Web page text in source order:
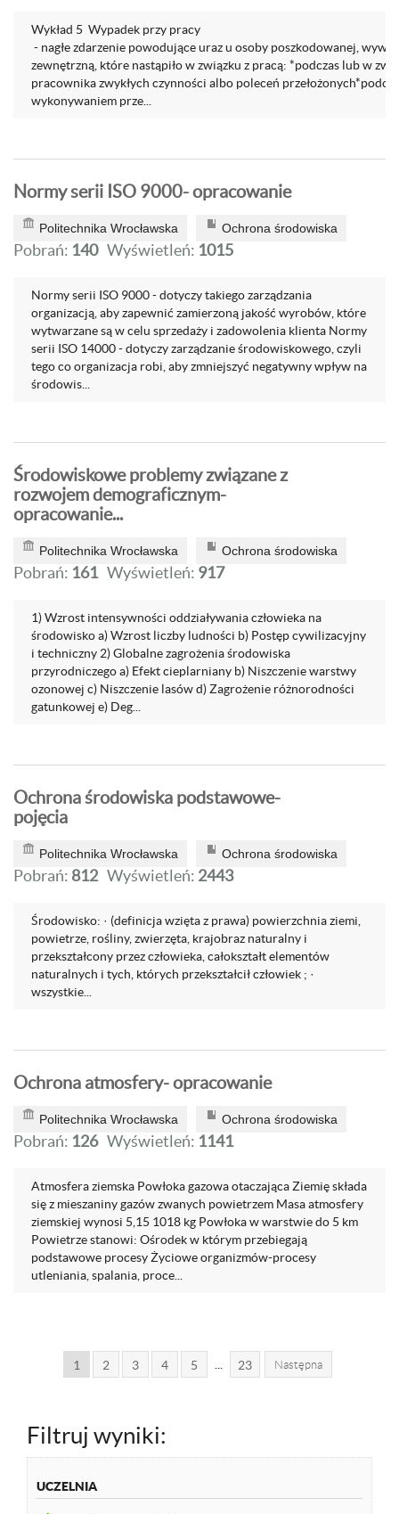
Wykład 5 Wypadek przy pracy
- nagłe zdarzenie powodujące uraz u osoby poszkodowanej,
zewnętrzną, które nastąpiło w związku z pracą: *podczas lub w
pracownika zwykłych czynności albo poleceń
wykonywaniem prze...
Normy serii ISO 9000- opracowanie
Politechnika Wrocławska Ochrona środowiska
Pobrań: 140 Wyświetleń: 1015
Normy serii ISO 9000 - dotyczy takiego zarządzania
organizacją, aby zapewnić zamierzoną jakość wyrobów, które
wytwarzane są w celu sprzedaży i zadowolenia klienta Normy
serii ISO 14000 - dotyczy zarządzanie środowiskowego, czyli
tego co organizacja robi, aby zmniejszyć negatywny wpływ na
środowis...
Środowiskowe problemy związane z
rozwojem demograficznym-
opracowanie...
Politechnika Wrocławska Ochrona środowiska
Pobrań: 161 Wyświetleń: 917
1) Wzrost intensywności oddziaływania człowieka na
środowisko a) Wzrost liczby ludności b) Postęp cywilizacyjny
i techniczny 2) Globalne zagrożenia środowiska
przyrodniczego a) Efekt cieplarniany b) Niszczenie warstwy
ozonowej c) Niszczenie lasów d) Zagrożenie różnorodności
gatunkowej e) Deg...
Ochrona środowiska podstawowe-
pojęcia
Politechnika Wrocławska Ochrona środowiska
Pobrań: 812 Wyświetleń: 2443
Środowisko: · (definicja wzięta z prawa) powierzchnia ziemi,
powietrze, rośliny, zwierzęta, krajobraz naturalny i
przekształcony przez człowieka, całokształt elementów
naturalnych i tych, których przekształcił człowiek ; ·
wszystkie...
Ochrona atmosfery- opracowanie
Politechnika Wrocławska Ochrona środowiska
Pobrań: 126 Wyświetleń: 1141
Atmosfera ziemska Powłoka gazowa otaczająca Ziemię składa
się z mieszaniny gazów zwanych powietrzem Masa atmosfery
ziemskiej wynosi 5,15 1018 kg Powłoka w warstwie do 5 km
Powietrze stanowi: Ośrodek w którym przebiegają
podstawowe procesy Życiowe organizmów-procesy
utleniania, spalania, proce...
1 2 3 4 5 23 Następna
Filtruj wyniki:
UCZELNIA